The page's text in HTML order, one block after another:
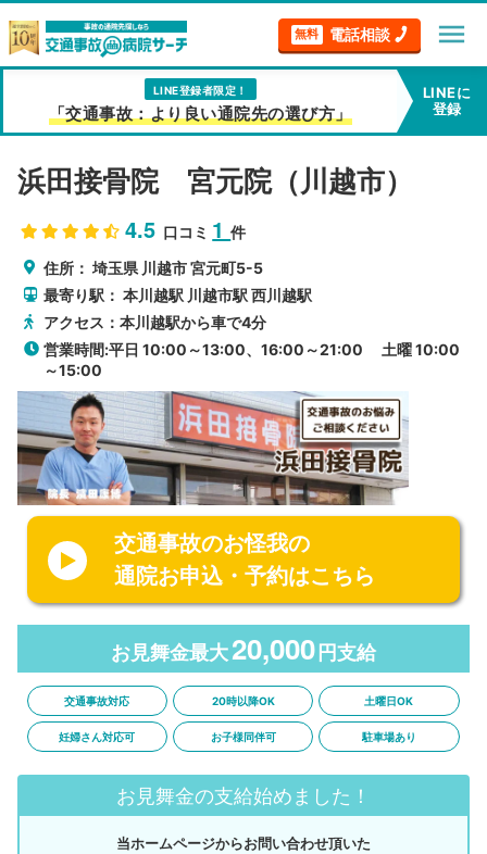
無料 電話相談 menu
LINE登録者限定！
「交通事故：より良い通院先の選び方」
LINEに
登録
浜田接骨院 宮元院（川越市）
4.5 口コミ 1件
住所：埼玉県 川越市宮元町5-5
最寄り駅：本川越駅 川越市駅 西川越駅
アクセス：本川越駅から車で4分
営業時間:平日 10:00～13:00、16:00～21:00 土曜 10:00
～15:00
交通事故のお怪我の
通院お申込・予約はこちら
お見舞金最大20,000 円支給
交通事故対応 20時以降OK 土曜日OK
妊婦さん対応可 お子様同伴可 駐車場あり
お見舞金の支給始めました！
当ホームページからお問い合わせ頂いた